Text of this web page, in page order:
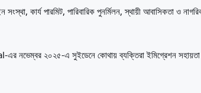
কার্য পারমিট, পারিবারিক পুনর্মিলন, স্থায়ী আবাসিকতা ও
২০২৫-এ সুইডেনে কোথায় ব্যক্তিরা ইমিগ্রেশন সহায়তা